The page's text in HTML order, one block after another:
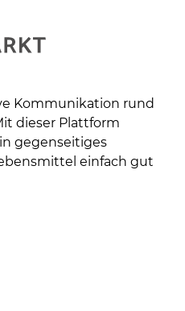
Kommunikation rund
dieser Plattform
gegenseitiges
einfach gut